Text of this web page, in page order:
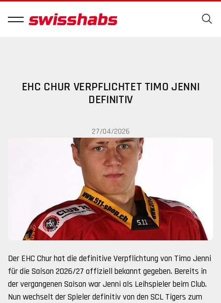
EHC CHUR VERPFLICHTET TIMO JENNI
DEFINITIV
27/04/2026
Der EHC Chur hat die definitive Verpflichtung von Timo Jenni
für die Saison 2026/27 offiziell bekannt gegeben. Bereits in
der vergangenen Saison war Jenni als Leihspieler beim Club.
Nun wechselt der Spieler definitiv von den SCL Tigers zum